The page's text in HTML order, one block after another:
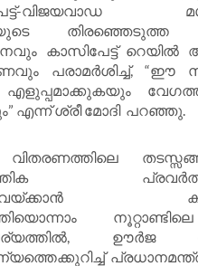
വിജയവാഡ
തിരഞ്ഞെടുത്ത
കാസിപേട്ട് റെയിൽ
പരാമർശിച്ച്, “ഈ
എന്ന് ശ്രീ മോദി പറഞ്ഞു.
ഊർജ
പ്രധാനമന്ത്രി